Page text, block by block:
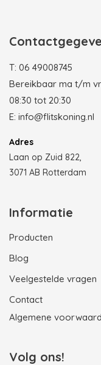
T: 06 49008745
Bereikbaar ma t/m
08:30 tot 20:30
E: info@flitskoning.nl
Adres
Laan op Zuid 822,
3071 AB Rotterdam
Informatie
Producten
Blog
Veelgestelde vragen
Contact
Algemene
Volg ons!